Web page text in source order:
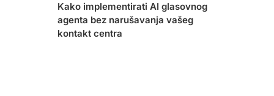
Kako implementirati AI glasovnog
agenta bez narušavanja vašeg
kontakt centra